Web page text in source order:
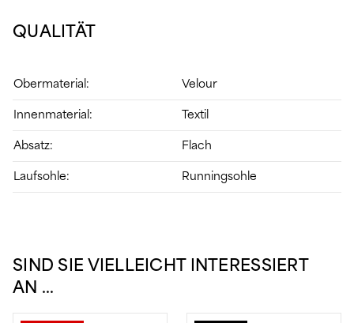
QUALITÄT
Obermaterial: Velour
Innenmaterial: Textil
Absatz: Flach
Laufsohle: Runningsohle
SIND SIE VIELLEICHT INTERESSIERT
AN …